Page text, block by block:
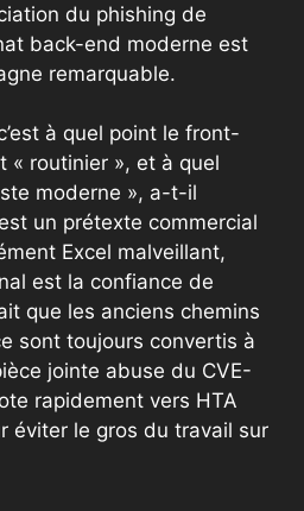
du phishing de
back-end moderne est
remarquable.
à quel point le front-
« routinier », et à quel
moderne », a-t-il
un prétexte commercial
Excel malveillant,
est la confiance de
que les anciens chemins
sont toujours convertis à
jointe abuse du CVE-
rapidement vers HTA
éviter le gros du travail sur